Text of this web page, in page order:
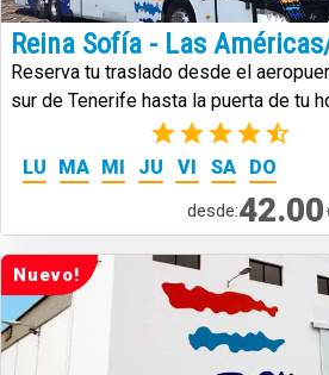
Reina Sofía - Las
Reserva tu traslado desde el
sur de Tenerife hasta la puerta de tu
(23)
LU MA MI JU VI SA DO
desde:42.00
Nuevo!